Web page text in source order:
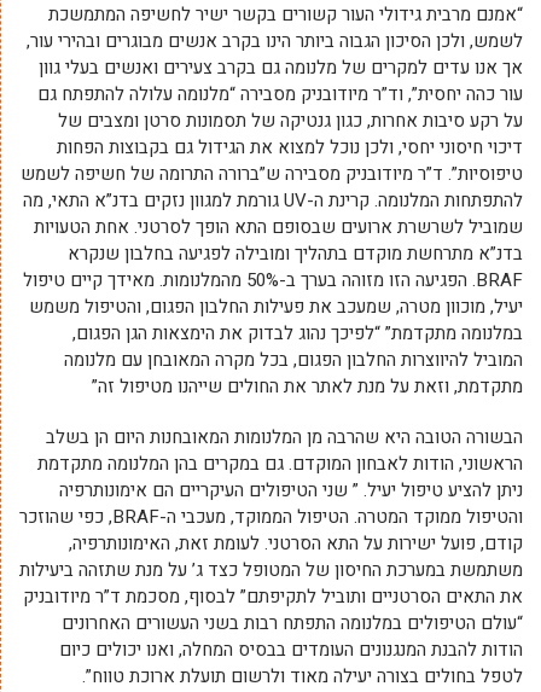
“אמנם מרבית גידולי העור קשורים בקשר ישיר לחשיפה המתמשכת
לשמש, ולכן הסיכון הגבוה ביותר הינו בקרב אנשים מבוגרים ובהירי עור,
אך אנו עדים למקרים של מלנומה גם בקרב צעירים ואנשים בעלי גוון
עור כהה יחסית”, וד”ר מיודובניק מסבירה “מלנומה עלולה להתפתח גם
על רקע סיבות אחרות, כגון גנטיקה של תסמונות סרטן ומצבים של
דיכוי חיסוני יחסי, ולכן נוכל למצוא את הגידול גם בקבוצות הפחות
טיפוסיות”. ד”ר מיודובניק מסבירה ש”ברורה התרומה של חשיפה לשמש
להתפתחות המלנומה. קרינת ה-UV גורמת למגוון נזקים בדנ”א התאי, מה
שמוביל לשרשרת ארועים שבסופם התא הופך לסרטני. אחת הטעויות
בדנ”א מתרחשת מוקדם בתהליך ומובילה לפגיעה בחלבון שנקרא
BRAF. הפגיעה הזו מזוהה בערך ב-50% מהמלנומות. מאידך קיים טיפול
יעיל, מוכוון מטרה, שמעכב את פעילות החלבון הפגום, והטיפול משמש
במלנומה מתקדמת” “לפיכך נהוג לבדוק את הימצאות הגן הפגום,
המוביל להיווצרות החלבון הפגום, בכל מקרה המאובחן עם מלנומה
מתקדמת, וזאת על מנת לאתר את החולים שייהנו מטיפול זה”
הבשורה הטובה היא שהרבה מן המלנומות המאובחנות היום הן בשלב
הראשוני, הודות לאבחון המוקדם. גם במקרים בהן המלנומה מתקדמת
ניתן להציע טיפול יעיל. ” שני הטיפולים העיקריים הם אימונותרפיה
והטיפול ממוקד המטרה. הטיפול הממוקד, מעכבי ה-BRAF, כפי שהוזכר
קודם, פועל ישירות על התא הסרטני. לעומת זאת, האימונותרפיה,
משתמשת במערכת החיסון של המטופל כצד ג’ על מנת שתזהה ביעילות
את התאים הסרטניים ותוביל לתקיפתם” לבסוף, מסכמת ד”ר מיודובניק
“עולם הטיפולים במלנומה התפתח רבות בשני העשורים האחרונים
הודות להבנת המנגנונים העומדים בבסיס המחלה, ואנו יכולים כיום
לטפל בחולים בצורה יעילה מאוד ולרשום תועלת ארוכת טווח”.